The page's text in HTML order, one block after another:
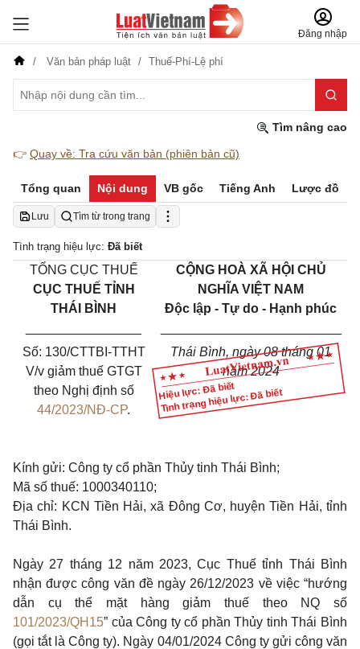
Đăng nhập
Văn bản pháp luật Thuế-Phí-Lệ phí
Tìm nâng cao
👉 Quay về: Tra cứu văn bản (phiên bản cũ)
Tổng quan Nội dung VB gốc Tiếng Anh Lược đồ
Lưu Tìm từ trong trang
Tình trạng hiệu lực: Đã biết
Hiệu lực: Đã biết
Tình trạng hiệu lực: Đã biết
TỔNG CỤC THUẾ
CỤC THU Ế TỈNH
THÁI BÌNH
CỘNG HOÀ XÃ HỘI CHỦ
NGHĨA VIỆT NAM
Độc lập - Tự do - Hạnh phúc
Số: 130/CTTBI -TTHT
V/v giảm thuế GTGT
theo Nghị định số
44/2023/NĐ-CP.
Thái Bình, ngày08tháng01
năm 2024
Kính gửi: Công ty cổ phần Thủy tinh Thái Bình;
Mã số thuế: 1000340110;
Địa chỉ: KCN Tiền Hải, xã Đông Cơ, huyện Tiền Hải, tỉnh
Thái Bình.
Ngày 27 tháng 12 năm 2023, Cục Thuế tỉnh Thái Bình
nhận được công văn đề ngày 26/12/2023 về việc “hướng
dẫn cụ thể mặt hàng giảm thuế theo NQ số
101/2023/QH15” của Công ty cổ phần Thủy tinh Thái Bình
(gọi tắt là Công ty). Ngày 04/01/2024 Công ty gửi công văn